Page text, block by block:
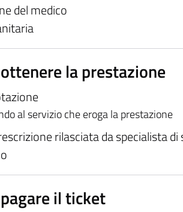
del medico
la prestazione
al servizio che eroga la prestazione
rilasciata da specialista
il ticket